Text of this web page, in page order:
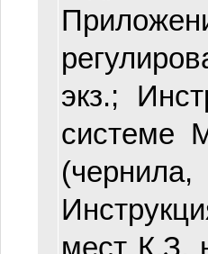
экз.;
системе
мест К.З.